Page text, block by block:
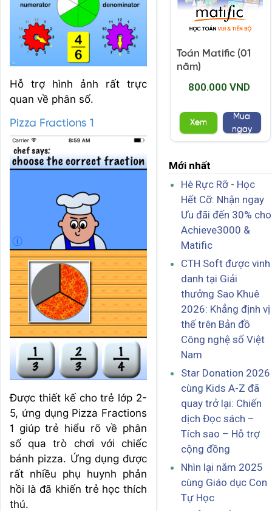
Hỗ trợ hình ảnh rất trực
quan về phân số.
Pizza Fractions 1
Được thiết kế cho trẻ lớp 2-
5, ứng dụng Pizza Fractions
1 giúp trẻ hiểu rõ về phân
số qua trò chơi với chiếc
bánh pizza. Ứng dụng được
rất nhiều phụ huynh phản
hồi là đã khiến trẻ học thích
thú.
Toán Matific (01
năm)
800.000 VND
Xem
Mua
ngay
Mới nhất
Hè Rực Rỡ - Học
Hết Cỡ: Nhận ngay
Ưu đãi đến 30% cho
Achieve3000 &
Matific
CTH Soft được vinh
danh tại Giải
thưởng Sao Khuê
2026: Khẳng định vị
thế trên Bản đồ
Công nghệ số Việt
Nam
Star Donation 2026
cùng Kids A-Z đã
quay trở lại: Chiến
dịch Đọc sách –
Tích sao – Hỗ trợ
cộng đồng
Nhìn lại năm 2025
cùng Giáo dục Con
Tự Học